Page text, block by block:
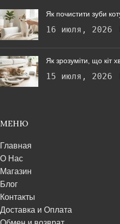
Як почистити зуби
16 июля, 2026
Як зрозуміти, що кіт
15 июля, 2026
МЕНЮ
Главная
О Нас
Магазин
Блог
Контакты
Доставка и Оплата